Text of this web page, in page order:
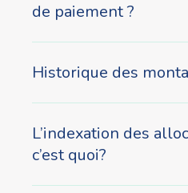
de paiement ?
Historique des
L’indexation des
c’est quoi?